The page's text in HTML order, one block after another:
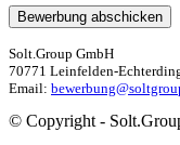
Solt.Group GmbH
70771 Leinfelden-
Email:
© Copyright -